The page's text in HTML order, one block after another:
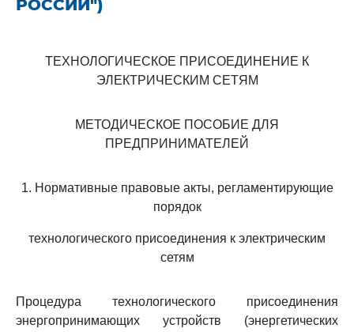
РОССИИ")
ТЕХНОЛОГИЧЕСКОЕ ПРИСОЕДИНЕНИЕ К
ЭЛЕКТРИЧЕСКИМ СЕТЯМ
МЕТОДИЧЕСКОЕ ПОСОБИЕ ДЛЯ
ПРЕДПРИНИМАТЕЛЕЙ
1. Нормативные правовые акты, регламентирующие
порядок
технологического присоединения к электрическим
сетям
Процедура технологического присоединения
энергопринимающих устройств (энергетических